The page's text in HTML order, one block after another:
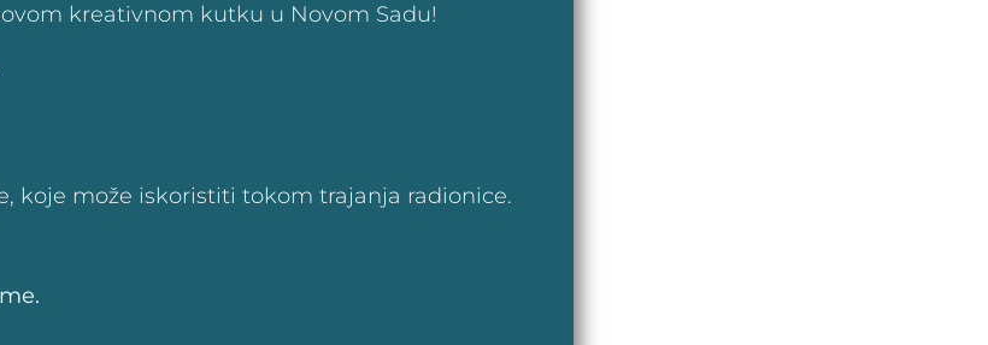
kreativnom kutku u Novom Sadu!
koje može iskoristiti tokom trajanja radionice.